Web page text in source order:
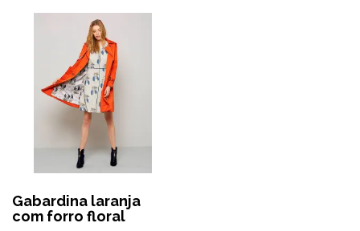
Gabardina laranja
com forro floral